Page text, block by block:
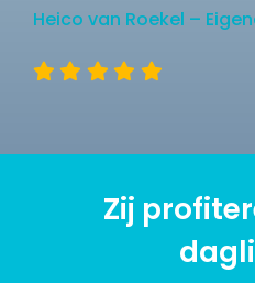
Heico van Roekel –
Zij